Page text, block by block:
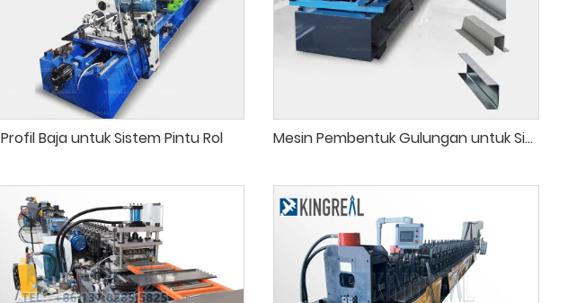
Profil Baja untuk Sistem Pintu Rol Mesin Pembentuk Gulungan untuk Sistem Fotovoltaik